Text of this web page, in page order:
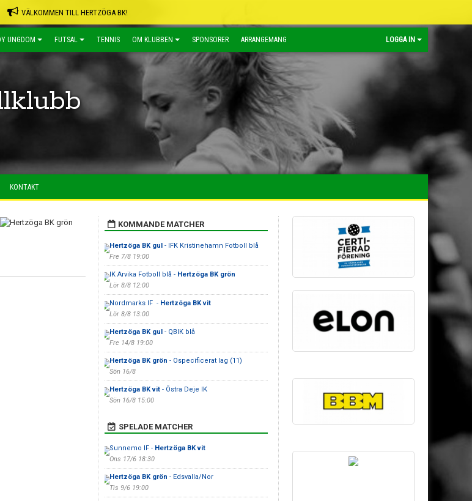
VÄLKOMMEN TILL HERTZÖGA BK!
UNGDOM FUTSAL TENNIS OM KLUBBEN SPONSORER ARRANGEMANG LOGGA IN
KONTAKT
KOMMANDE MATCHER
Hertzöga BK gul- IFK Kristinehamn Fotboll blå
Fre 7/8 19:00
IK Arvika Fotboll blå - Hertzöga BK grön
Lör 8/8 12:00
Nordmarks IF - Hertzöga BK vit
Lör 8/8 13:00
Hertzöga BK gul- QBIK blå
Fre 14/8 19:00
Hertzöga BK grön - Ospecificerat lag (11)
Sön 16/8
Hertzöga BK vit- Östra Deje IK
Sön 16/8 15:00
SPELADE MATCHER
Sunnemo IF - Hertzöga BK vit
Ons 17/6 18:30
Hertzöga BK grön - Edsvalla/Nor
Tis 9/6 19:00